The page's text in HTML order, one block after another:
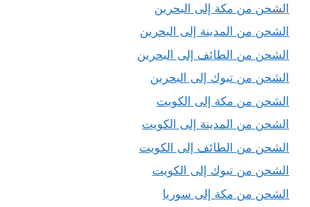
الشحن من مكة إلى البحرين
الشحن من المدينة إلى البحرين
الشحن من الطائف إلى البحرين
الشحن من تبوك إلى البحرين
الشحن من مكة إلى الكويت
الشحن من المدينة إلى الكويت
الشحن من الطائف إلى الكويت
الشحن من تبوك إلى الكويت
الشحن من مكة إلى سوريا